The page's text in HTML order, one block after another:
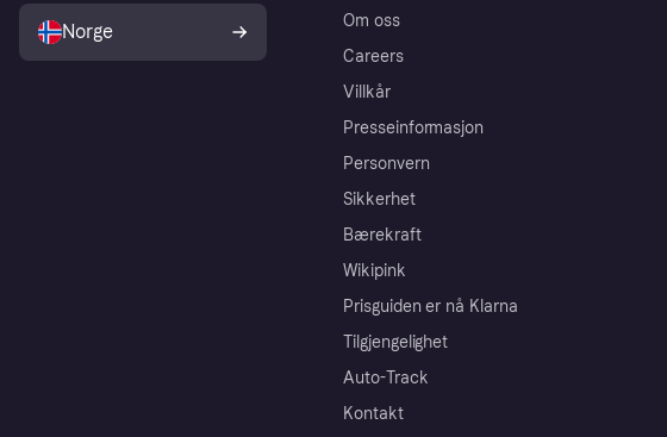
Om oss
Careers
Villkår
Presseinformasjon
Personvern
Sikkerhet
Bærekraft
Wikipink
Prisguiden er nå Klarna
Tilgjengelighet
Auto-Track
Kontakt
Norge